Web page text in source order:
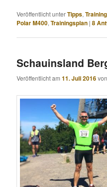
Veröffentlicht unterTipps,Training
Polar M400,Trainingsplan |8
Schauinsland
Veröffentlicht am11. Juli 2016